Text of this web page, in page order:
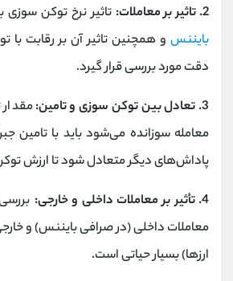
2. تاثیر بر معاملات:
تاثیر نرخ توکن سوزی
بایننس و همچنین تاثیر آن بر رقابت با
دقت مورد بررسی قرار گیرد.
3. تعادل بین توکن سوزی و تامین:
معامله سوزانده می‌شود باید با تامین
پاداش‌های دیگر متعادل شود تا ارزش
4. تأثیر بر معاملات داخلی و خارجی:
معاملات داخلی (در صرافی بایننس) و
ارزها) بسیار حیاتی است.